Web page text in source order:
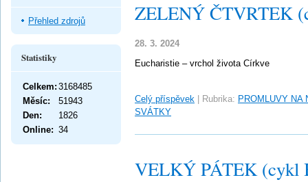
ZELENÝ ČTVRTEK
28. 3. 2024
Eucharistie – vrchol života Církve
Celý příspěvek Rubrika: PROMLUVY NA
SVÁTKY
VELKÝ PÁTEK (cykl
Přehled zdrojů
Statistiky
Online: 34
Celkem: 3168485
Měsíc:
51943
Den:
1826